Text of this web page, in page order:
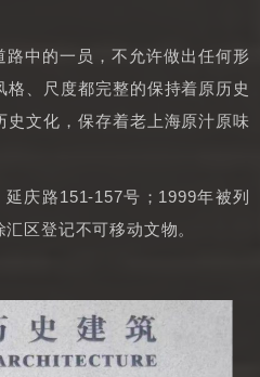
路中的一员，不允许做出任何形
、尺度都完整的保持着原历史
史文化，保存着老上海原汁原味
庆路151-157号；1999年被列
区登记不可移动文物。